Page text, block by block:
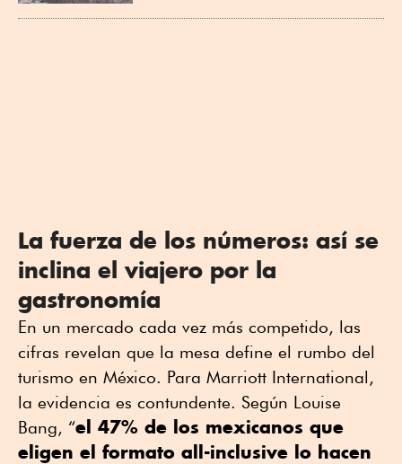
La fuerza de los números: así se
inclina el viajero por la
gastronomía
En un mercado cada vez más competido, las
cifras revelan que la mesa define el rumbo del
turismo en México. Para Marriott International,
la evidencia es contundente. Según Louise
Bang, “el 47% de los mexicanos que
eligen el formato all-inclusive lo hacen